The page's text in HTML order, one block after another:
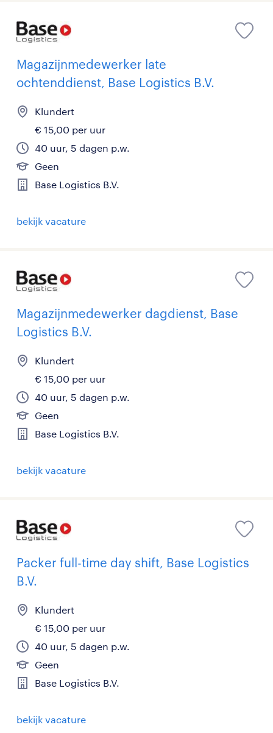
Magazijnmedewerker late
ochtenddienst, Base Logistics B.V.
Klundert
€ 15,00 per uur
40 uur, 5 dagen p.w.
Geen
Base Logistics B.V.
bekijk vacature
Magazijnmedewerker dagdienst, Base
Logistics B.V.
Klundert
€ 15,00 per uur
40 uur, 5 dagen p.w.
Geen
Base Logistics B.V.
bekijk vacature
Packer full-time day shift, Base Logistics
B.V.
Klundert
€ 15,00 per uur
40 uur, 5 dagen p.w.
Geen
Base Logistics B.V.
bekijk vacature